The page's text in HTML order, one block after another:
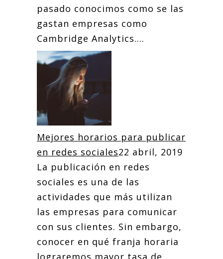
pasado conocimos como se las
gastan empresas como
Cambridge Analytics....
Mejores horarios para publicar
en redes sociales22 abril, 2019
La publicación en redes
sociales es una de las
actividades que más utilizan
las empresas para comunicar
con sus clientes. Sin embargo,
conocer en qué franja horaria
lograremos mayor tasa de